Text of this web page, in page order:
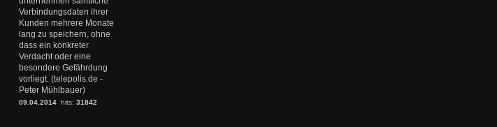
Verbindungsdaten ihrer
Kunden mehrere Monate
lang zu speichern, ohne
dass ein konkreter
Verdacht oder eine
besondere Gefährdung
vorliegt. (telepolis.de -
Peter Mühlbauer)
09.04.2014 hits: 31842